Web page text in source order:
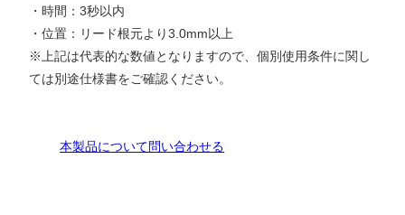
・時間：3秒以内
・位置：リード根元より3.0mm以上
※上記は代表的な数値となりますので、個別使用条件に関し
ては別途仕様書をご確認ください。
本製品について問い合わせる